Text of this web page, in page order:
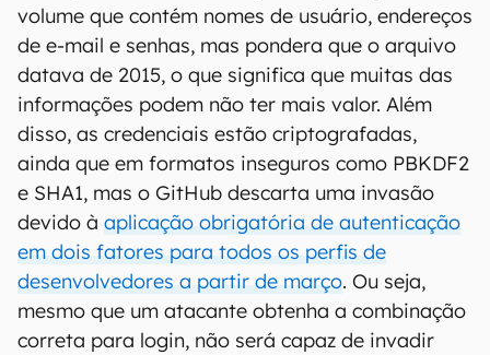
volume que contém nomes de usuário, endereços
de e-mail e senhas, mas pondera que o arquivo
datava de 2015, o que significa que muitas das
informações podem não ter mais valor. Além
disso, as credenciais estão criptografadas,
ainda que em formatos inseguros como PBKDF2
e SHA1, mas o GitHub descarta uma invasão
devido à aplicação obrigatória de autenticação
em dois fatores para todos os perfis de
desenvolvedores a partir de março. Ou seja,
mesmo que um atacante obtenha a combinação
correta para login, não será capaz de invadir